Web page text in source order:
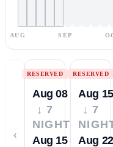
AUG SEP
‹
RESERVED
Aug 08
↓ 7
NIGHTS
Aug 15
RESERVED
Aug 15
↓ 7
Aug 22